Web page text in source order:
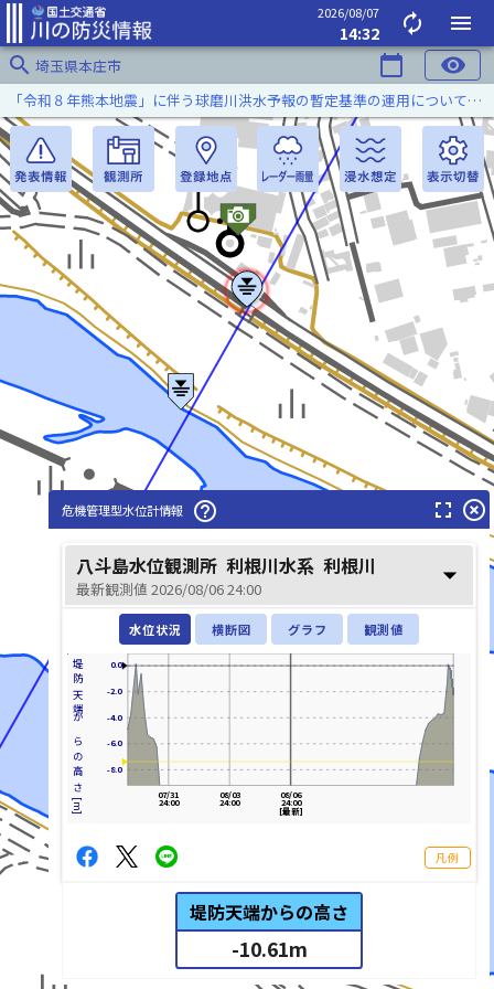
2026/08/07
14:32 autorenew
menu
search 埼玉県本庄市 calendar_today visibility
利根川(とねがわ)
「令和８年熊本地震」に伴う球磨川洪水予報の暫定基準の運用について（令和８年８月５日）
危機管理型水位計情報 help_outline fullscreen highlight_off
八斗島水位観測所 利根川水系 利根川
最新観測値 2026/08/06 24:00 arrow_drop_down
水位状況 横断図 グラフ 観測値
堤防天端からの高さ[m] -8.0
-6.0
-4.0
-2.0
0.0
08/06
24:00
[最新]
08/03
24:00
07/31
24:00
凡例
堤防天端からの高さ
-10.61m